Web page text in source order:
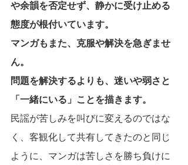
や余韻を否定せず、静かに受け止める
態度が根付いています。
マンガもまた、克服や解決を急ぎませ
ん。
問題を解決するよりも、迷いや弱さと
「一緒にいる」ことを描きます。
民謡が苦しみを叫びに変えるのではな
く、客観化して共有してきたのと同じ
ように、マンガは苦しさを勝ち負けに